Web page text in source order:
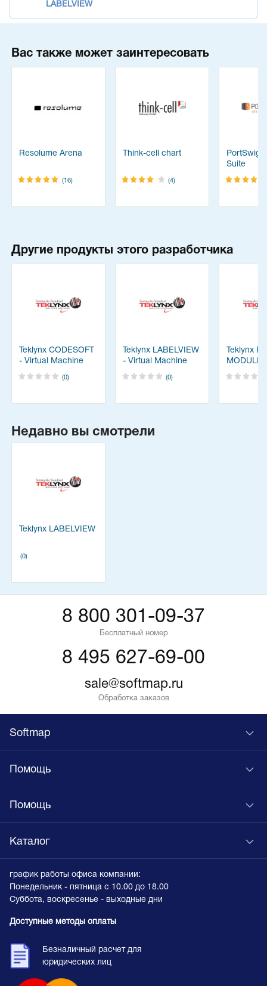
LABELVIEW
Вас также может заинтересовать
Resolume Arena
(16)
Think-cell chart
(4)
Suite
Другие продукты этого разработчика
Teklynx CODESOFT
- Virtual Machine
(0)
Teklynx LABELVIEW
- Virtual Machine
(0)
Teklynx
MODULE
Недавно вы смотрели
Teklynx LABELVIEW
(0)
8 800 301-09-37
Бесплатный номер
8 495 627-69-00
sale@softmap.ru
Обработка заказов
Softmap
Помощь
Помощь
Каталог
график работы офиса компании:
Понедельник - пятница с 10.00 до 18.00
Суббота, воскресенье - выходные дни
Доступные методы оплаты
Безналичный расчет для
юридических лиц